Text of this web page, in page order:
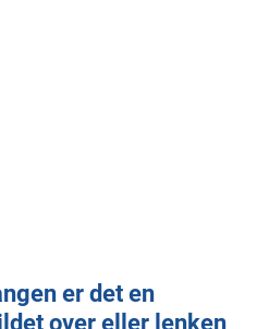
er det en
over eller lenken